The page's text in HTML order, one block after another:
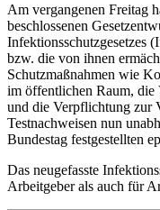
Am vergangenen Freitag
beschlossenen
Infektionsschutzgesetzes
bzw. die von ihnen
Schutzmaßnahmen wie
im öffentlichen Raum, die
und die Verpflichtung zur
Testnachweisen nun
Bundestag festgestellten
Das neugefasste
Arbeitgeber als auch für